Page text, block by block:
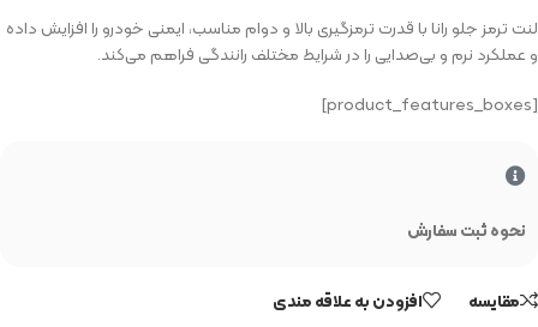
لنت ترمز جلو رانا با قدرت ترمزگیری بالا و دوام مناسب، ایمنی خودرو را افزایش داده
و عملکرد نرم و بی‌صدایی را در شرایط مختلف رانندگی فراهم می‌کند.
[product_features_boxes]
نحوه ثبت سفارش
مقایسه افزودن به علاقه مندی